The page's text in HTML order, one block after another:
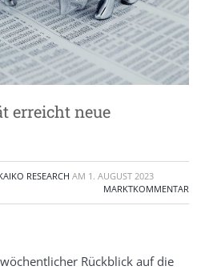
erreicht neue
RESEARCH AM 1. AUGUST 2023
MARKTKOMMENTAR
Rückblick auf die